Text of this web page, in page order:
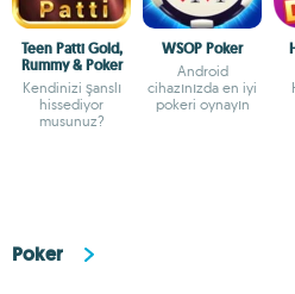
Teen Patti Gold,
Rummy & Poker
Kendinizi şanslı
hissediyor
musunuz?
WSOP Poker
Android
cihazınızda en iyi
pokeri oynayın
Poker